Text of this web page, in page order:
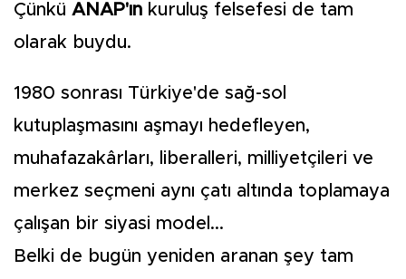
Çünkü ANAP'ın kuruluş felsefesi de tam
olarak buydu.
1980 sonrası Türkiye'de sağ-sol
kutuplaşmasını aşmayı hedefleyen,
muhafazakârları, liberalleri, milliyetçileri ve
merkez seçmeni aynı çatı altında toplamaya
çalışan bir siyasi model...
Belki de bugün yeniden aranan şey tam